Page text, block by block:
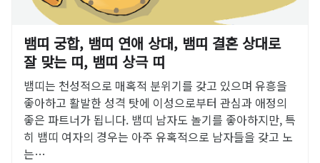
뱀띠 궁합, 뱀띠 연애 상대, 뱀띠 결혼 상대로
잘 맞는 띠, 뱀띠 상극 띠
뱀띠는 천성적으로 매혹적 분위기를 갖고 있으며 유흥을
좋아하고 활발한 성격 탓에 이성으로부터 관심과 애정의
좋은 파트너가 됩니다. 뱀띠 남자도 놀기를 좋아하지만, 특
히 뱀띠 여자의 경우는 아주 유혹적으로 남자들을 갖고 노
는…